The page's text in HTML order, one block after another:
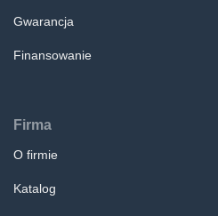
Gwarancja
Finansowanie
Firma
O firmie
Katalog